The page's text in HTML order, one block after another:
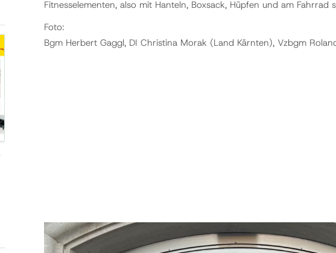
Fitnesselementen, also mit Hanteln, Boxsack, Hüpfen und am
Foto:
Bgm Herbert Gaggl, DI Christina Morak (Land Kärnten), Vzbgm